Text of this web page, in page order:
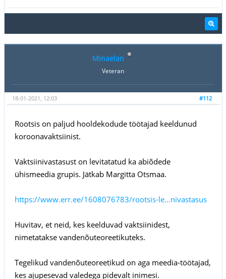
Minaelan
Veteran
#112
18-01-2021, 12:03
Rootsis on paljud hooldekodude töötajad keeldunud
koroonavaktsiinist.
Vaktsiinivastasust on levitatatud ka abiõdede
ühismeedia grupis. Jätkab Margitta Otsmaa.
https://www.err.ee/1608076783/rootsis-le...nivastasus
Huvitav, et neid, kes keelduvad vaktsiinidest,
nimetatakse vandenõuteoreetikuteks.
Tegelikud vandenõuteoreetikud on aga meedia-töötajad,
kes ajupesevad valedega pidevalt inimesi.